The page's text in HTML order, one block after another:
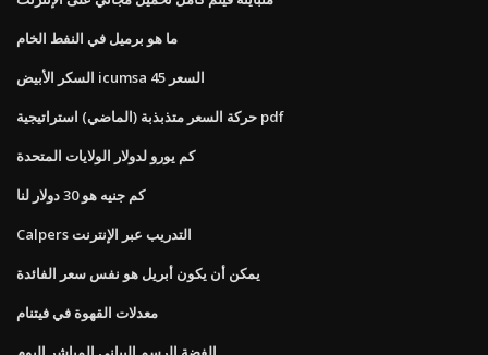
ما هو برميل في النفط الخام
السكر الأبيض icumsa 45 السعر
حركة السعر متذبذبة (الماضي) استراتيجية pdf
كم يورو لدولار الولايات المتحدة
كم جنيه هو 30 دولار لنا
Calpers التدريب عبر الإنترنت
يمكن أن يكون أبريل هو نفس سعر الفائدة
معدلات القهوة في فيتنام